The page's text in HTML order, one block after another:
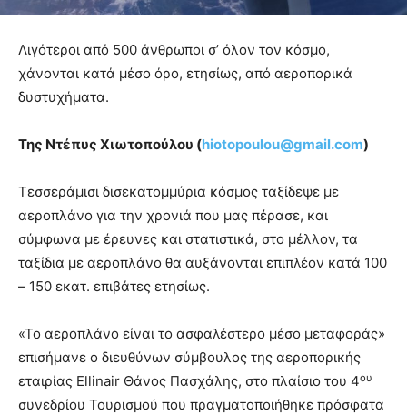
Λιγότεροι από 500 άνθρωποι σ’ όλον τον κόσμο,
χάνονται κατά μέσο όρο, ετησίως, από αεροπορικά
δυστυχήματα.
Της Ντέπυς Χιωτοπούλου (hiotopoulou@gmail.com)
Τεσσεράμισι δισεκατομμύρια κόσμος ταξίδεψε με
αεροπλάνο για την χρονιά που μας πέρασε, και
σύμφωνα με έρευνες και στατιστικά, στο μέλλον, τα
ταξίδια με αεροπλάνο θα αυξάνονται επιπλέον κατά 100
– 150 εκατ. επιβάτες ετησίως.
«Το αεροπλάνο είναι το ασφαλέστερο μέσο μεταφοράς»
επισήμανε ο διευθύνων σύμβουλος της αεροπορικής
εταιρίας Ellinair Θάνος Πασχάλης, στο πλαίσιο του 4ου
συνεδρίου Τουρισμού που πραγματοποιήθηκε πρόσφατα